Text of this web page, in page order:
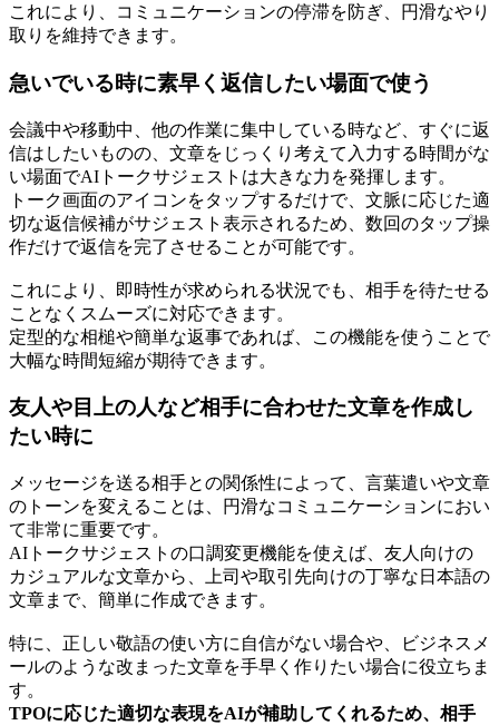
これにより、コミュニケーションの停滞を防ぎ、円滑なやり
取りを維持できます。
急いでいる時に素早く返信したい場面で使う
会議中や移動中、他の作業に集中している時など、すぐに返
信はしたいものの、文章をじっくり考えて入力する時間がな
い場面でAIトークサジェストは大きな力を発揮します。
トーク画面のアイコンをタップするだけで、文脈に応じた適
切な返信候補がサジェスト表示されるため、数回のタップ操
作だけで返信を完了させることが可能です。
これにより、即時性が求められる状況でも、相手を待たせる
ことなくスムーズに対応できます。
定型的な相槌や簡単な返事であれば、この機能を使うことで
大幅な時間短縮が期待できます。
友人や目上の人など相手に合わせた文章を作成し
たい時に
メッセージを送る相手との関係性によって、言葉遣いや文章
のトーンを変えることは、円滑なコミュニケーションにおい
て非常に重要です。
AIトークサジェストの口調変更機能を使えば、友人向けの
カジュアルな文章から、上司や取引先向けの丁寧な日本語の
文章まで、簡単に作成できます。
特に、正しい敬語の使い方に自信がない場合や、ビジネスメ
ールのような改まった文章を手早く作りたい場合に役立ちま
す。
TPOに応じた適切な表現をAIが補助してくれるため、相手